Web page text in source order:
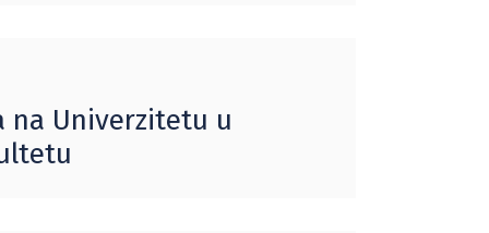
na Univerzitetu u